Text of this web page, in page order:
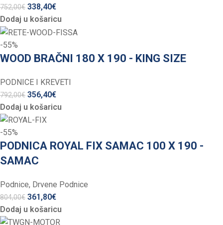
752,00€ 338,40€
Dodaj u košaricu
-55%
WOOD BRAČNI 180 X 190 - KING SIZE
PODNICE I KREVETI
792,00€ 356,40€
Dodaj u košaricu
-55%
PODNICA ROYAL FIX SAMAC 100 X 190 -
SAMAC
Podnice, Drvene Podnice
804,00€ 361,80€
Dodaj u košaricu